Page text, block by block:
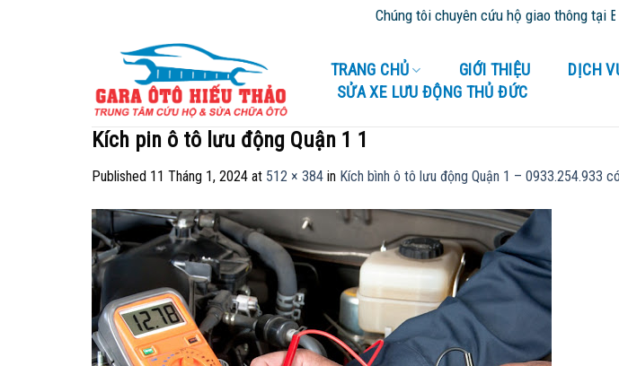
Chúng tôi chuyên cứu hộ giao thông tại
TRANG CHỦ GIỚI THIỆU DỊCH
SỬA XE LƯU ĐỘNG THỦ ĐỨC
Kích pin ô tô lưu động Quận 1 1
Published 11 Tháng 1, 2024 at 512 × 384 in Kích bình ô tô lưu động Quận 1 – 0933.254.933